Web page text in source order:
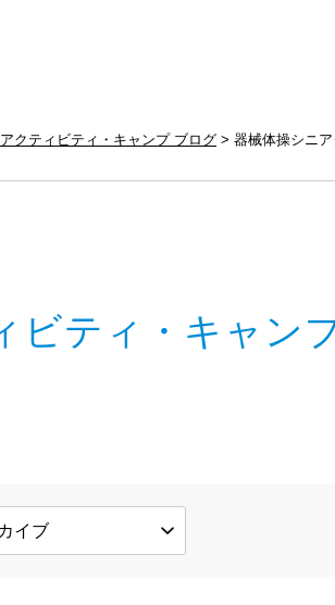
クティビティ・キャンプ ブログ 器械体操シニ
ビティ・キャン